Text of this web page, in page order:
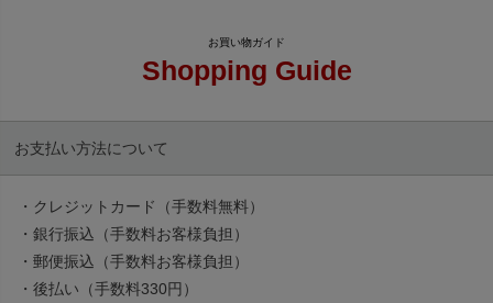
Shopping Guide
お支払い方法について
・クレジットカード（手数料無料）
・銀行振込（手数料お客様負担）
・郵便振込（手数料お客様負担）
・後払い（手数料330円）